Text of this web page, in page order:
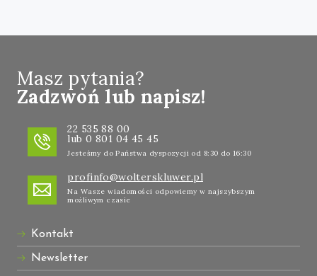
Masz pytania?
Zadzwoń lub napisz!
22 535 88 00
lub 0 801 04 45 45
Jesteśmy do Państwa dyspozycji od 8:30 do 16:30
profinfo@wolterskluwer.pl
Na Wasze wiadomości odpowiemy w najszybszym
możliwym czasie
Kontakt
Newsletter